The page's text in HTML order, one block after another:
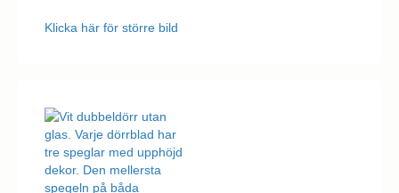
Klicka här för större bild
annonskampanjen.